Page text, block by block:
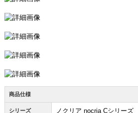
商品仕様
シリーズ ノクリア nocria Cシリーズ